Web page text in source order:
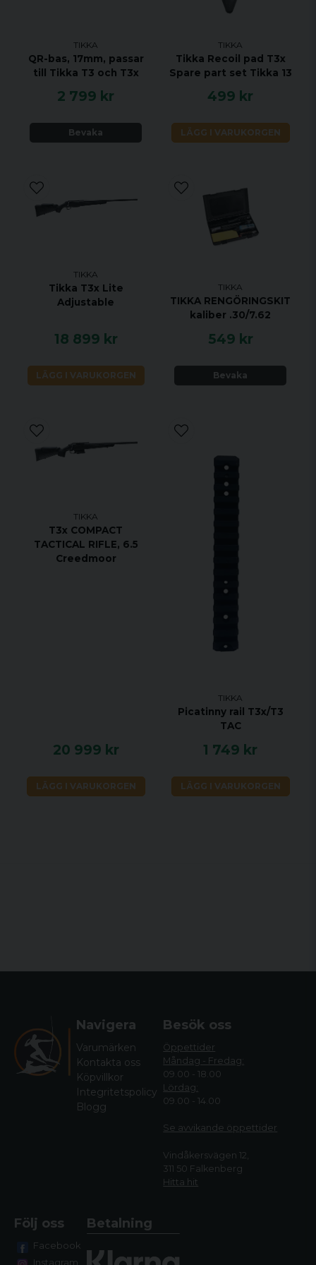
TIKKA
QR-bas, 17mm, passar
till Tikka T3 och T3x
2 799 kr
Bevaka
TIKKA
Tikka Recoil pad T3x
Spare part set Tikka 13
499 kr
LÄGG I VARUKORGEN
TIKKA
Tikka T3x Lite
Adjustable
18 899 kr
LÄGG I VARUKORGEN
TIKKA
TIKKA RENGÖRINGSKIT
kaliber .30/7.62
549 kr
Bevaka
TIKKA
T3x COMPACT
TACTICAL RIFLE, 6.5
Creedmoor
20 999 kr
LÄGG I VARUKORGEN
TIKKA
Picatinny rail T3x/T3
TAC
1 749 kr
LÄGG I VARUKORGEN
UTLÖSARE ENSTEGS TRIGGER
MATERIAL SVART STÅL
STOCK MATERIAL SYNTET
STOCK FINISH SVART
GÄNGAD NEJ
JUSTERBAR KOLVKAM NEJ
UTBYTBART GREPP JA
RÄFFLAD PIPA NEJ
Anpassa T3x -gevärets stil till din egen stil
med tillbehör
T3x är verktyg med en elegant och ren
användarvänlighet.
Säkerhet ger säkerhet, tvålägessäkerhet,
blockerar både avtryckaren och
slagstiftsstatus.
Navigera
Varumärken
Kontakta oss
Köpvillkor
Integritetspolicy
Blogg
Besök oss
Öppettider
Måndag - Fredag:
09.00 - 18.00
Lördag:
09.00 - 14.00
Se avvikande öppettider
Vindåkersvägen 12,
311 50 Falkenberg
Hitta hit
Följ oss
Facebook
Instagram
Betalning